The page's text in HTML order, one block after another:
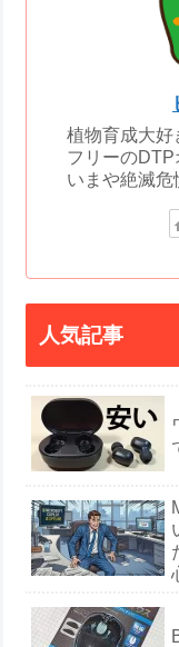
植物育成大好
フリーの
いまや絶滅
人気記事